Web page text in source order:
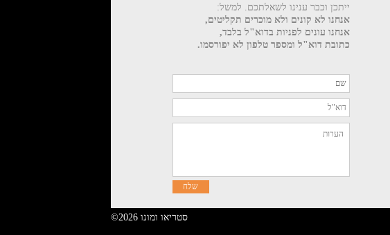
ייתכן וכבר ענינו לשאלתכם. למשל:
אנחנו לא קונים ולא מוכרים תקליטים,
אנחנו עונים לפניות בדוא"ל בלבד,
כתובת דוא"ל ומספר טלפון לא יפורסמו.
©2026 סטריאו ומונו